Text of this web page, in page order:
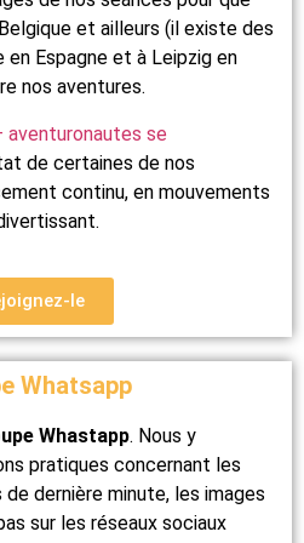
et ailleurs (il existe des
Espagne et à Leipzig en
nos aventures.
aventuronautes se
de certaines de nos
continu, en mouvements
le
Whatsapp
Whastapp. Nous y
pratiques concernant les
dernière minute, les images
sur les réseaux sociaux